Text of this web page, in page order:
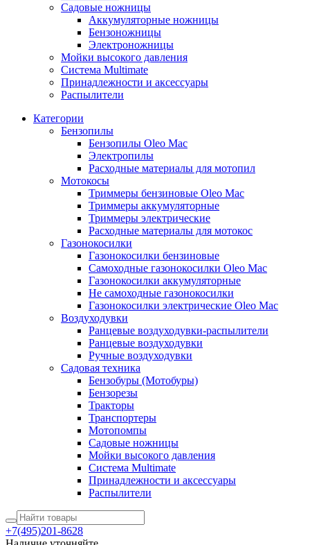
Садовые ножницы
Аккумуляторные ножницы
Бензоножницы
Электроножницы
Мойки высокого давления
Система Multimate
Принадлежности и аксессуары
Распылители
Категории
Бензопилы
Бензопилы Oleo Mac
Электропилы
Расходные материалы для мотопил
Мотокосы
Триммеры бензиновые Oleo Mac
Триммеры аккумуляторные
Триммеры электрические
Расходные материалы для мотокос
Газонокосилки
Газонокосилки бензиновые
Самоходные газонокосилки Oleo Mac
Газонокосилки аккумуляторные
Не самоходные газонокосилки
Газонокосилки электрические Oleo Mac
Воздуходувки
Ранцевые воздуходувки-распылители
Ранцевые воздуходувки
Ручные воздуходувки
Садовая техника
Бензобуры (Мотобуры)
Бензорезы
Тракторы
Транспортеры
Мотопомпы
Садовые ножницы
Мойки высокого давления
Система Multimate
Принадлежности и аксессуары
Распылители
+7(495)201-8628